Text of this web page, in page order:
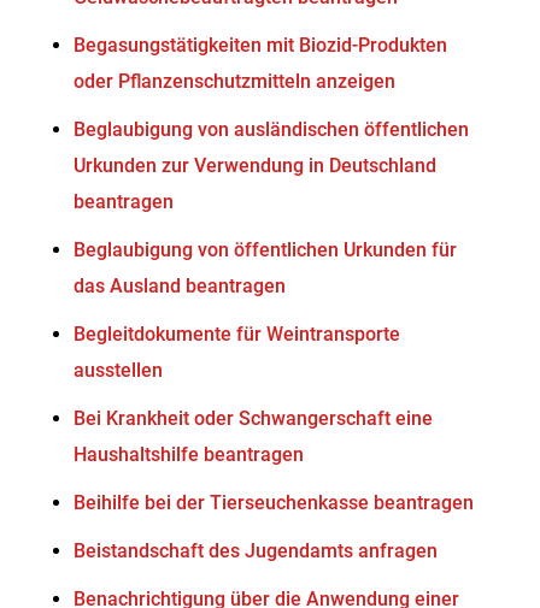
Begasungstätigkeiten mit Biozid-Produkten
oder Pflanzenschutzmitteln anzeigen
Beglaubigung von ausländischen öffentlichen
Urkunden zur Verwendung in Deutschland
beantragen
Beglaubigung von öffentlichen Urkunden für
das Ausland beantragen
Begleitdokumente für Weintransporte
ausstellen
Bei Krankheit oder Schwangerschaft eine
Haushaltshilfe beantragen
Beihilfe bei der Tierseuchenkasse beantragen
Beistandschaft des Jugendamts anfragen
Benachrichtigung über die Anwendung einer